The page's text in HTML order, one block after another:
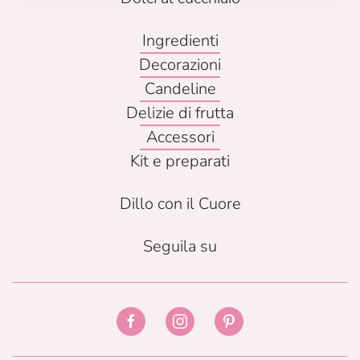
Ingredienti
Decorazioni
Candeline
Delizie di frutta
Accessori
Kit e preparati
Dillo con il Cuore
Seguila su